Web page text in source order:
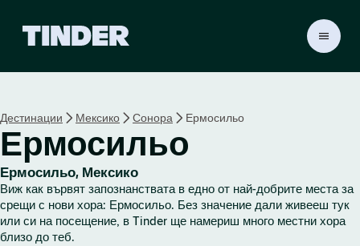
r
Н
а
ч
а
л
о
Дестинации Мексико Сонора Ермосильо
Ермосильо
Ермосильо, Мексико
Виж как вървят запознанствата в едно от най-добрите места за
срещи с нови хора: Ермосильо. Без значение дали живееш тук
или си на посещение, в Tinder ще намериш много местни хора
близо до теб.